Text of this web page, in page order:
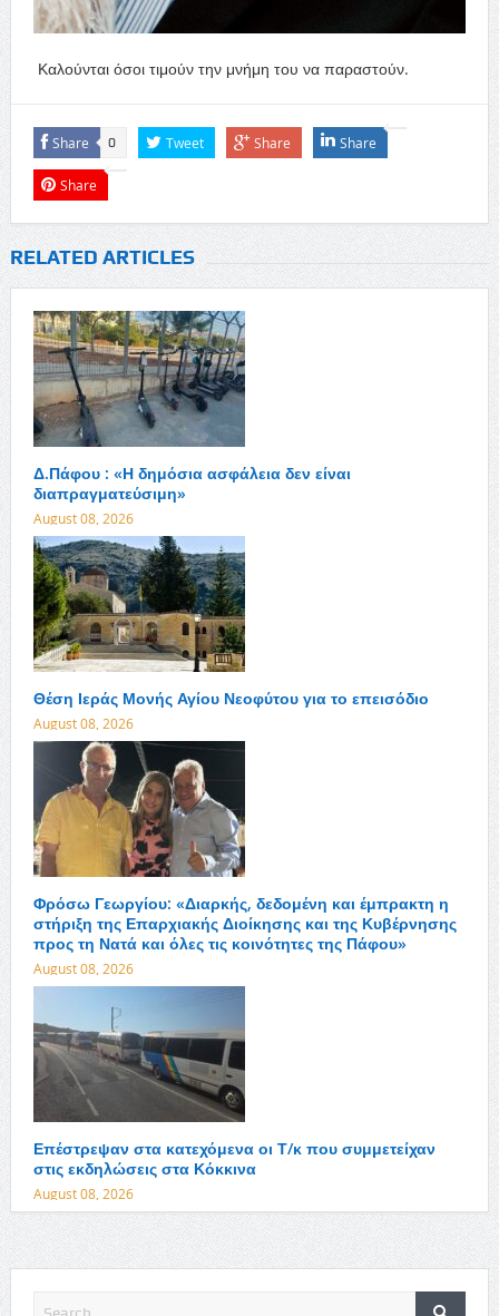
Καλούνται όσοι τιμούν την μνήμη του να παραστούν.
Share 0 Tweet Share Share
Share
RELATED ARTICLES
Δ.Πάφου : «Η δημόσια ασφάλεια δεν είναι
διαπραγματεύσιμη»
August 08, 2026
Θέση Ιεράς Μονής Αγίου Νεοφύτου για το επεισόδιο
August 08, 2026
Φρόσω Γεωργίου: «Διαρκής, δεδομένη και έμπρακτη η
στήριξη της Επαρχιακής Διοίκησης και της Κυβέρνησης
προς τη Νατά και όλες τις κοινότητες της Πάφου»
August 08, 2026
Επέστρεψαν στα κατεχόμενα οι Τ/κ που συμμετείχαν
στις εκδηλώσεις στα Κόκκινα
August 08, 2026